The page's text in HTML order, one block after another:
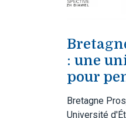
: une
pour
Bretagne
Université